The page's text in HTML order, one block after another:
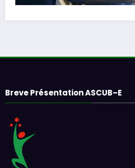
Breve Présentation ASCUB–E